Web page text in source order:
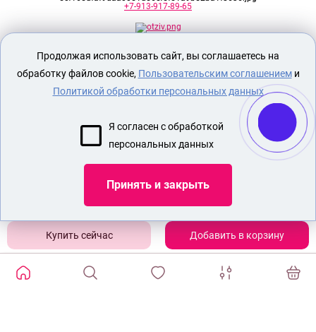
Добавить в корзину
+7-913-917-89-65
Секс шоп Доктор Любви предназначен
исключительно для лиц старше 18 лет!
Вся продукция имеет знак EAC
ЭРОТИЧЕСКОЕ БЕЛЬЕ
Показать еще
Продолжая использовать сайт, вы соглашаетесь на
обработку файлов cookie, Пользовательским соглашениеми
Политикой обработки персональных данных
Я согласен с обработкой
персональных данных
Принять и закрыть